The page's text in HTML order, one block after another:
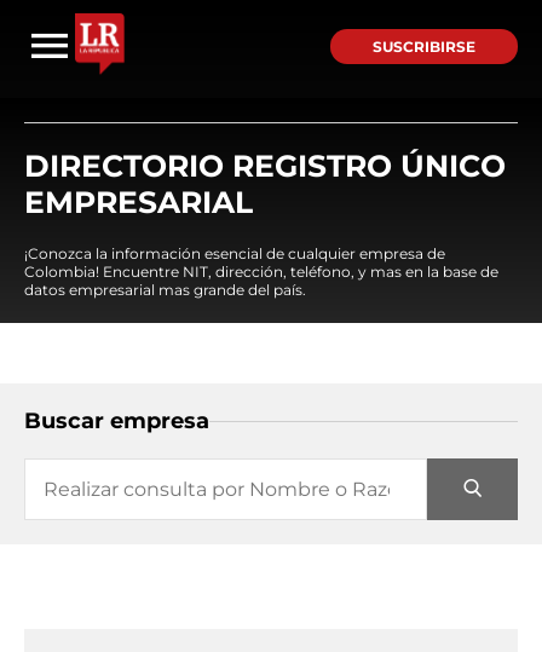
SUSCRIBIRSE
DIRECTORIO REGISTRO ÚNICO
EMPRESARIAL
¡Conozca la información esencial de cualquier empresa de
Colombia! Encuentre NIT, dirección, teléfono, y mas en la base de
datos empresarial mas grande del país.
Buscar empresa